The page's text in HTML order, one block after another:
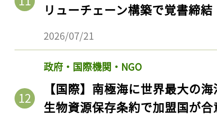
リューチェーン構築で覚書締結
2026/07/21
政府・国際機関・NGO
【国際】南極海に世界最大の
生物資源保存条約で加盟国が合